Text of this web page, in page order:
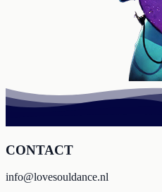
CONTACT
info@lovesouldance.nl